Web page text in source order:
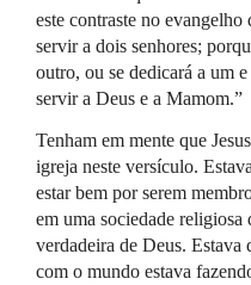
este contraste no
servir a dois senhores;
outro, ou se dedicará a um
servir a Deus e a Mamom.”
Tenham em mente que
igreja neste versículo.
estar bem por serem
em uma sociedade religiosa
verdadeira de Deus. Estava
com o mundo estava